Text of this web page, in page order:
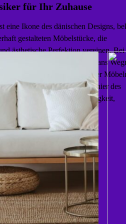
für Ihr Zuhause
eine Ikone des dänischen Designs,
gestalteten Möbelstücke, die
ästhetische Perfektion vereinen.
können Sie die Eleganz von Hans
Merkmale von Hans Wegner
Hans Wegner war ein Pionier des
und bekannt für seine Fähigkeit,